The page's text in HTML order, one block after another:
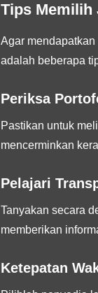
Tips Memilih
Agar
adalah beberapa
Periksa
Pastikan untuk
mencerminkan
Pelajari
Tanyakan secara
memberikan
Ketepatan